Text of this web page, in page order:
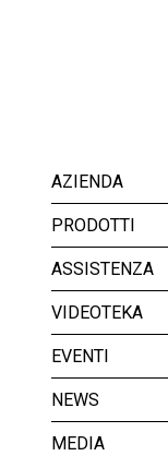
AZIENDA
PRODOTTI
ASSISTENZA
VIDEOTEKA
EVENTI
NEWS
MEDIA